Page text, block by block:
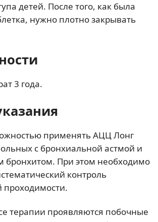
детей. После того, как была
нужно плотно закрывать
3 года.
применять АЦЦ Лонг
с бронхиальной астмой и
бронхитом. При этом необходимо
контроль
проходимости.
терапии проявляются побочные